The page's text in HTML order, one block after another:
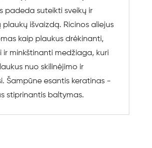
padeda suteikti sveikų ir
plaukų išvaizdą. Ricinos aliejus
kaip plaukus drėkinanti,
ir minkštinanti medžiaga, kuri
nuo skilinėjimo ir
Šampūne esantis keratinas -
stiprinantis baltymas.